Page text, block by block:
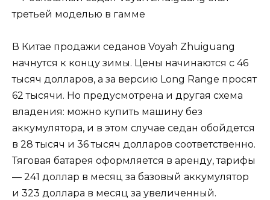
В Китае продажи седанов Voyah Zhuiguang
начнутся к концу зимы. Цены начинаются с 46
тысяч долларов, а за версию Long Range просят
62 тысячи. Но предусмотрена и другая схема
владения: можно купить машину без
аккумулятора, и в этом случае седан обойдется
в 28 тысяч и 36 тысяч долларов соответственно.
Тяговая батарея оформляется в аренду, тарифы
— 241 доллар в месяц за базовый аккумулятор
и 323 доллара в месяц за увеличенный.